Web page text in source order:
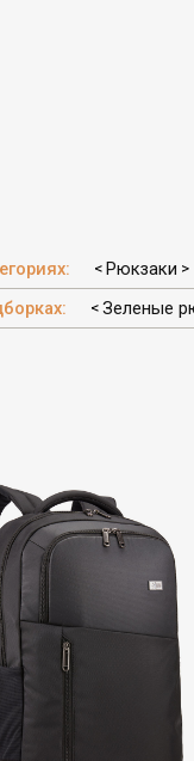
< Рюкзаки >
< Зеленые